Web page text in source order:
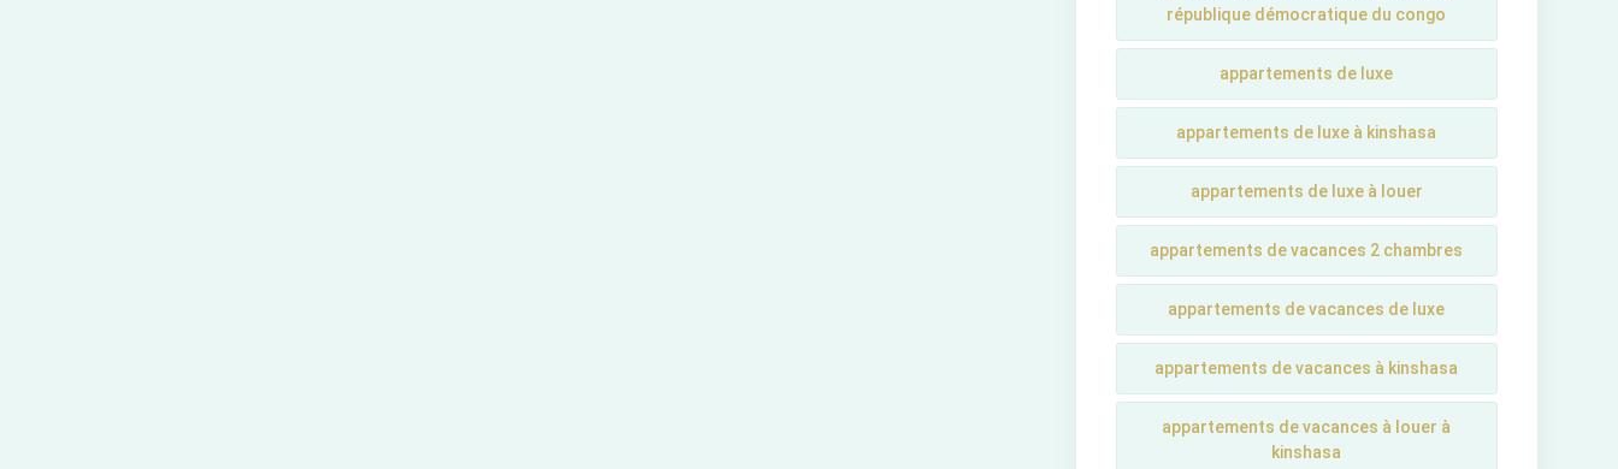
république démocratique du congo
appartements de luxe
appartements de luxe à kinshasa
appartements de luxe à louer
appartements de vacances 2 chambres
appartements de vacances de luxe
appartements de vacances à kinshasa
appartements de vacances à louer à
kinshasa